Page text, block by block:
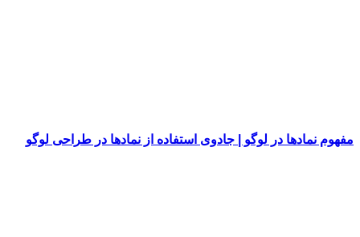
مفهوم نمادها در لوگو | جادوی استفاده از نمادها در طراحی لوگو